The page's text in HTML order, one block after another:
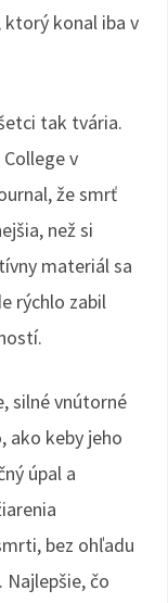
konal iba v
tak tvária.
v
že smrť
než si
materiál sa
rýchlo zabil
silné vnútorné
ako keby jeho
úpal a
bez ohľadu
čo